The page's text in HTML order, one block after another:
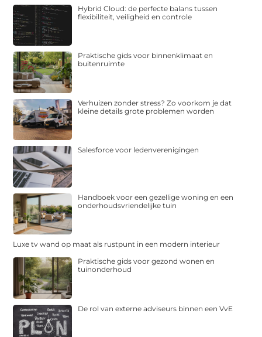
Hybrid Cloud: de perfecte balans tussen
flexibiliteit, veiligheid en controle
Praktische gids voor binnenklimaat en
buitenruimte
Verhuizen zonder stress? Zo voorkom je dat
kleine details grote problemen worden
Salesforce voor ledenverenigingen
Handboek voor een gezellige woning en een
onderhoudsvriendelijke tuin
Luxe tv wand op maat als rustpunt in een modern interieur
Praktische gids voor gezond wonen en
tuinonderhoud
De rol van externe adviseurs binnen een VvE